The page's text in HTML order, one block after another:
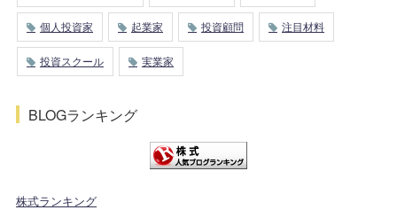
個人投資家 起業家 投資顧問 注目材料
投資スクール 実業家
BLOGランキング
株式ランキング